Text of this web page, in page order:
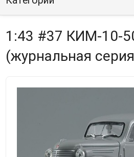
1:43 #37 КИМ-10-
(журнальная